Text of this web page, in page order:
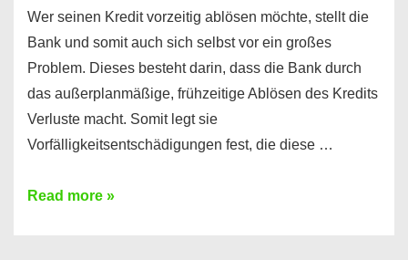
Wer seinen Kredit vorzeitig ablösen möchte, stellt die
Bank und somit auch sich selbst vor ein großes
Problem. Dieses besteht darin, dass die Bank durch
das außerplanmäßige, frühzeitige Ablösen des Kredits
Verluste macht. Somit legt sie
Vorfälligkeitsentschädigungen fest, die diese …
Kredit
Read more »